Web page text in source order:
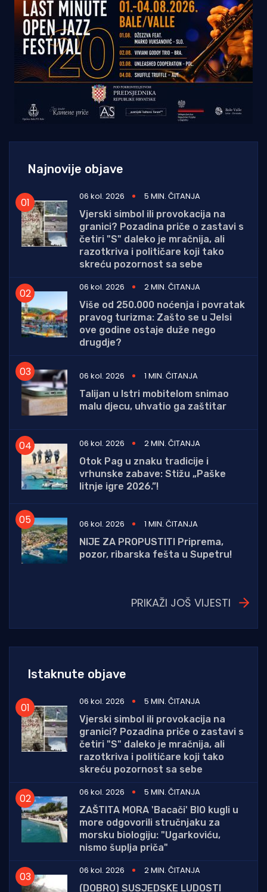
Najnovije objave
06 kol. 2026
5 MIN. ČITANJA
Vjerski simbol ili provokacija na
granici? Pozadina priče o zastavi s
četiri "S" daleko je mračnija, ali
razotkriva i političare koji tako
skreću pozornost sa sebe
06 kol. 2026
2 MIN. ČITANJA
Više od 250.000 noćenja i povratak
pravog turizma: Zašto se u Jelsi
ove godine ostaje duže nego
drugdje?
06 kol. 2026
1 MIN. ČITANJA
Talijan u Istri mobitelom snimao
malu djecu, uhvatio ga zaštitar
06 kol. 2026
2 MIN. ČITANJA
Otok Pag u znaku tradicije i
vrhunske zabave: Stižu „Paške
litnje igre 2026.”!
06 kol. 2026
1 MIN. ČITANJA
NIJE ZA PROPUSTITI Priprema,
pozor, ribarska fešta u Supetru!
PRIKAŽI JOŠ VIJESTI
Istaknute objave
06 kol. 2026
5 MIN. ČITANJA
Vjerski simbol ili provokacija na
granici? Pozadina priče o zastavi s
četiri "S" daleko je mračnija, ali
razotkriva i političare koji tako
skreću pozornost sa sebe
06 kol. 2026
5 MIN. ČITANJA
ZAŠTITA MORA 'Bacači' BIO kugli u
more odgovorili stručnjaku za
morsku biologiju: "Ugarkoviću,
nismo šuplja priča"
06 kol. 2026
2 MIN. ČITANJA
(DOBRO) SUSJEDSKE LUDOSTI